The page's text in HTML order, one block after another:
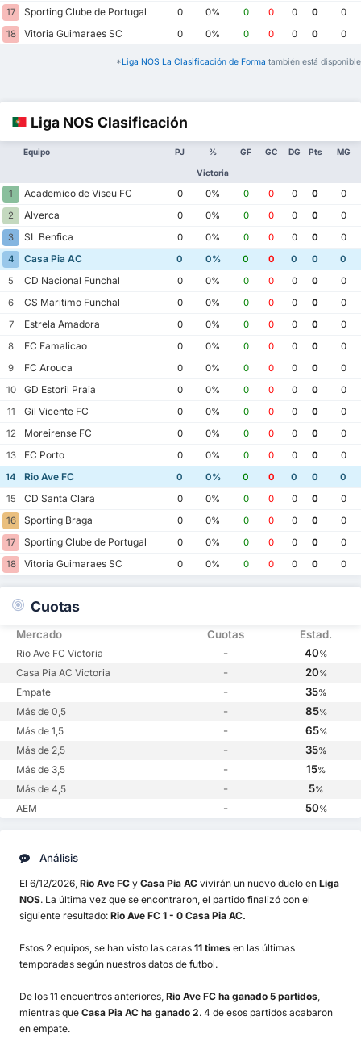
17
Sporting Clube de Portugal 0 0% 0 0 0 0
0
18
Vitoria Guimaraes SC 0 0% 0 0 0 0 0
*Liga NOS La Clasificación de Forma también está disponible
Liga NOS Clasificación
Equipo PJ %
Victoria
GF GC DG Pts MG
1 Academico de Viseu FC 0 0% 0 0 0 0
0
2
Alverca 0 0% 0 0 0 0
0
3
SL Benfica 0 0% 0 0 0 0
0
4
Casa Pia AC 0 0% 0 0 0 0
0
5
CD Nacional Funchal 0 0% 0 0 0 0
0
6
CS Maritimo Funchal 0 0% 0 0 0 0
0
7
Estrela Amadora 0 0% 0 0 0 0
0
8
FC Famalicao 0 0% 0 0 0 0
0
9
FC Arouca 0 0% 0 0 0 0
0
10
GD Estoril Praia 0 0% 0 0 0 0
0
11
Gil Vicente FC 0 0% 0 0 0 0
0
12
Moreirense FC 0 0% 0 0 0 0
0
13
FC Porto 0 0% 0 0 0 0
0
14
Rio Ave FC 0 0% 0 0 0 0
0
15
CD Santa Clara 0 0% 0 0 0 0
0
16
Sporting Braga 0 0% 0 0 0 0
0
17
Sporting Clube de Portugal 0 0% 0 0 0 0
0
18
Vitoria Guimaraes SC 0 0% 0 0 0 0 0
Cuotas
Mercado Cuotas Estad.
Rio Ave FC Victoria - 40%
Casa Pia AC Victoria - 20%
Empate - 35%
Más de 0,5 - 85%
Más de 1,5 - 65%
Más de 2,5 - 35%
Más de 3,5 - 15%
Más de 4,5 - 5%
AEM - 50%
Análisis
El 6/12/2026, Rio Ave FC y Casa Pia AC vivirán un nuevo duelo en Liga
NOS. La última vez que se encontraron, el partido finalizó con el
siguiente resultado: Rio Ave FC 1 - 0 Casa Pia AC.
Estos 2 equipos, se han visto las caras 11 times en las últimas
temporadas según nuestros datos de futbol.
De los 11 encuentros anteriores, Rio Ave FC ha ganado 5 partidos,
mientras que Casa Pia AC ha ganado 2. 4 de esos partidos acabaron
en empate.